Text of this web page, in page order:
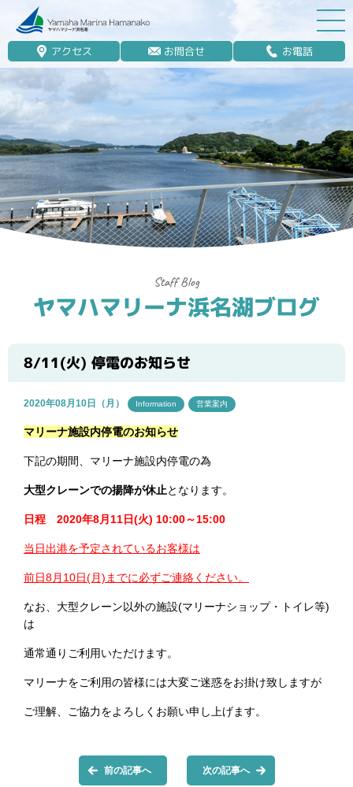
アクセス お問合せ お電話
マリーナ案内
船舶免許
マリンレジャー
マリーナステイ
レンタルボート
ボート販売
艤装
ブログ
ヤマハマリーナ浜名湖ブログ
8/11(火) 停電のお知らせ
2020年08月10日（月） Information 営業案内
マリーナ施設内停電のお知らせ
下記の期間、マリーナ施設内停電の為
大型クレーンでの揚降が休止となります。
日程 2020年8月11日(火) 10:00～15:00
当日出港を予定されているお客様は
前日8月10日(月)までに必ずご連絡ください。
なお、大型クレーン以外の施設(マリーナショップ・トイレ等)
は
通常通りご利用いただけます。
マリーナをご利用の皆様には大変ご迷惑をお掛け致しますが
ご理解、ご協力をよろしくお願い申し上げます。
前の記事へ 次の記事へ